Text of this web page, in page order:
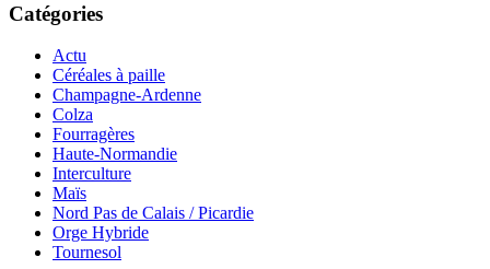
Catégories
Actu
Céréales à paille
Champagne-Ardenne
Colza
Fourragères
Haute-Normandie
Interculture
Maïs
Nord Pas de Calais / Picardie
Orge Hybride
Tournesol